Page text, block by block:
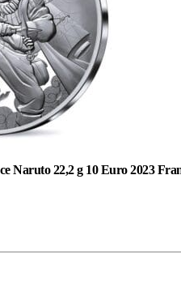
Naruto 22,2 g 10 Euro 2023